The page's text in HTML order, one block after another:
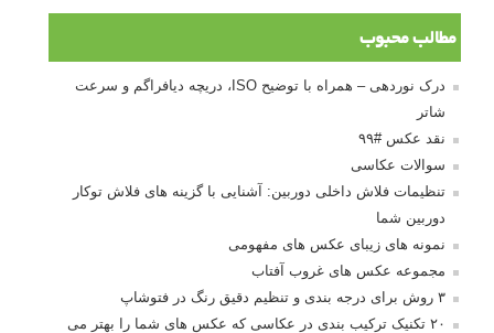
مطالب محبوب
درک نوردهی – همراه با توضیح ISO، دریچه دیافراگم و سرعت
شاتر
نقد عکس #۹۹
سوالات عکاسی
تنظیمات فلاش داخلی دوربین: آشنایی با گزینه های فلاش توکار
دوربین شما
نمونه های زیبای عکس های مفهومی
مجموعه عکس های غروب آفتاب
۳ روش برای درجه بندی و تنظیم دقیق رنگ در فتوشاپ
۲۰ تکنیک ترکیب بندی در عکاسی که عکس های شما را بهتر می